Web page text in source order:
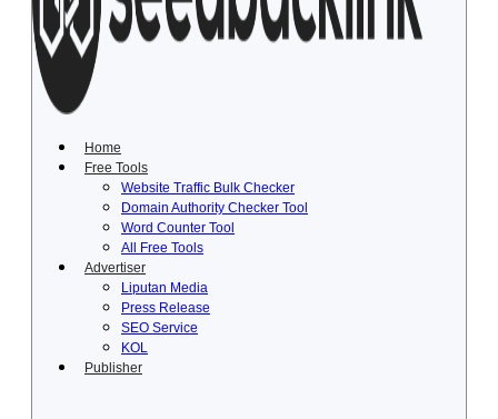
Lewati
konten
Home
Free Tools
Website Traffic Bulk Checker
Domain Authority Checker Tool
Word Counter Tool
All Free Tools
Advertiser
Liputan Media
Press Release
SEO Service
KOL
Publisher